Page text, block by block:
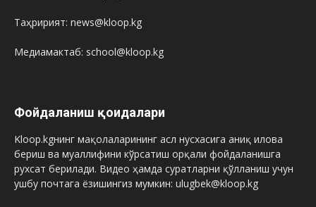
Таҳририят: news@kloop.kg
Медиамактаб: school@kloop.kg
Фойдаланиш қоидалари
Kloop.kgнинг мақолаларининг асл нусхасига аниқ илова
бериш ва муаллифини кўрсатиш орқали фойдаланишга
рухсат берилади. Видео ҳамда суратларни қўлланиш учун
ушбу почтага ёзишингиз мумкин: ulugbek@kloop.kg